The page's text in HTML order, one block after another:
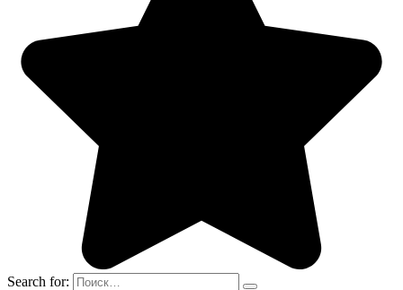
Search for: